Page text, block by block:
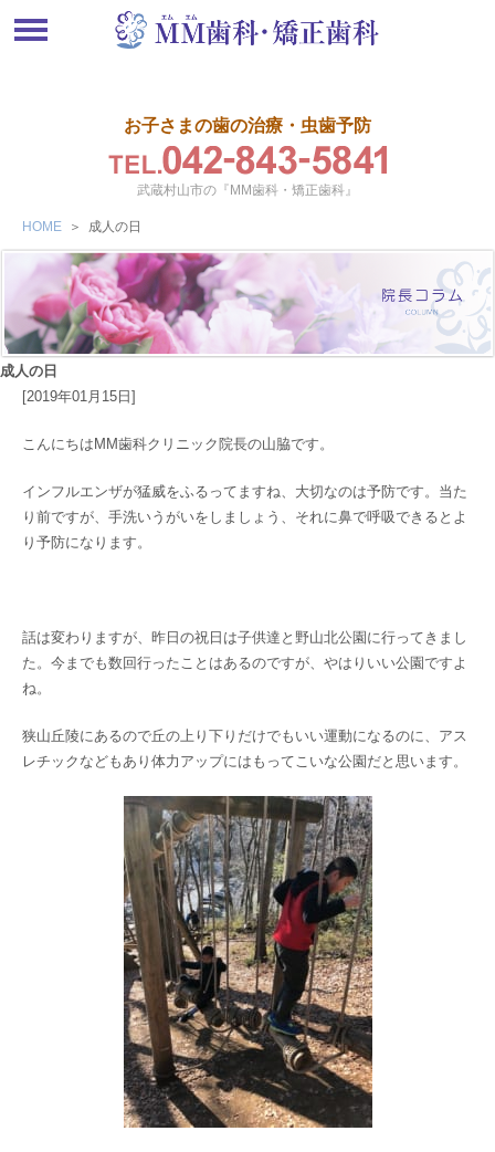
お子さまの歯の治療・虫歯予防
武蔵村山市の『MM歯科・矯正歯科』
HOME ＞ 成人の日
成人の日
[2019年01月15日]
こんにちはMM歯科クリニック院長の山脇です。
インフルエンザが猛威をふるってますね、大切なのは予防です。当た
り前ですが、手洗いうがいをしましょう、それに鼻で呼吸できるとよ
り予防になります。
話は変わりますが、昨日の祝日は子供達と野山北公園に行ってきまし
た。今までも数回行ったことはあるのですが、やはりいい公園ですよ
ね。
狭山丘陵にあるので丘の上り下りだけでもいい運動になるのに、アス
レチックなどもあり体力アップにはもってこいな公園だと思います。